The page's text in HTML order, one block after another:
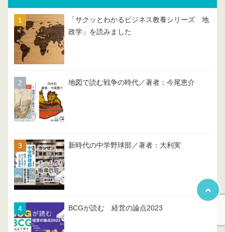
「サクッとわかるビジネス教養シリーズ 地
政学」を読みました
地図で読む戦争の時代／著者：今尾恵介
新時代の中学野球部／著者：大利実
BCGが読む 経営の論点2023